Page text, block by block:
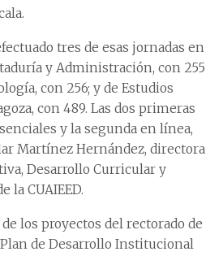
tres de esas jornadas en
y Administración, con 255
con 256; y de Estudios
con 489. Las dos primeras
y la segunda en línea,
Martínez Hernández, directora
Desarrollo Curricular y
la CUAIEED.
los proyectos del rectorado de
de Desarrollo Institucional